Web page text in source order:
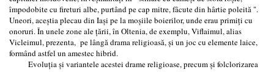
împodobite cu fireturi albe, purtând pe cap mitre, fâcute din hârtie poleită ".
Uneori, aceştia plecau din Iaşi pe la moşiile boierilor, unde erau primiţi cu
onoruri. În unele zone ale țării, în Oltenia, de exemplu, Viflaimul, alias
Vicleimul, prezenta, pe lângă drama religioasă, şi un joc cu elemente laice,
formând astfel un amestec hibrid.
Evoluţia şi variantele acestei drame religioase, precum şi folclorizarea